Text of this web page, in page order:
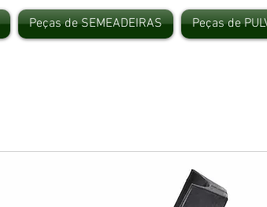
Peças de SEMEADEIRAS Peças de